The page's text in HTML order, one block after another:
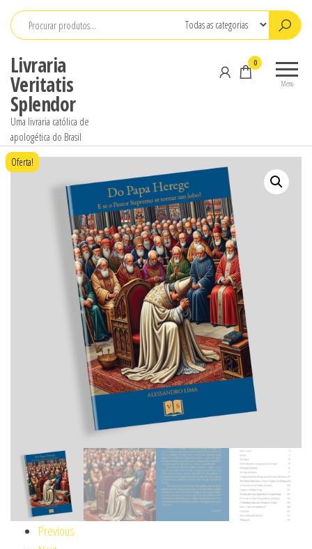
Pular
para
conteúdo
Livraria
Veritatis
Splendor
Uma livraria católica de
apologética do Brasil
Menu
0
Oferta!
Previous